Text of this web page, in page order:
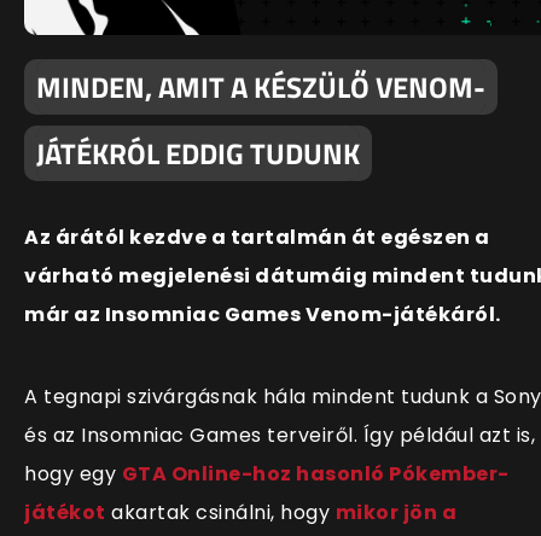
MINDEN, AMIT A KÉSZÜLŐ VENOM-
JÁTÉKRÓL EDDIG TUDUNK
Az árától kezdve a tartalmán át egészen a
várható megjelenési dátumáig mindent
már az Insomniac Games Venom-játékáról.
A tegnapi szivárgásnak hála mindent tudunk a Sony
és az Insomniac Games terveiről. Így például azt is,
hogy egy GTA Online-hoz hasonló Pókember-
játékot akartak csinálni, hogy mikor jön a